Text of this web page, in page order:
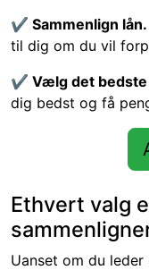
✔ Sammenlign lån.
til dig om du vil
✔ Vælg det bedste
dig bedst og få
Ethvert valg
Uanset om du